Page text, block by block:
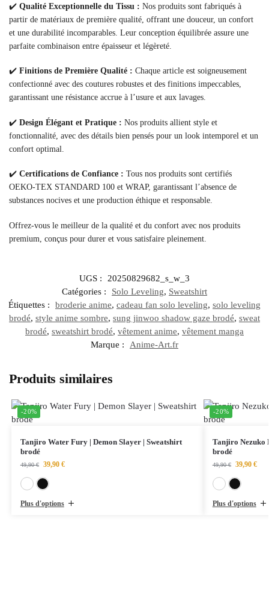
✔️ Qualité Exceptionnelle du Tissu : Nos produits sont fabriqués à
partir de matériaux de première qualité, offrant une douceur, un confort
et une durabilité incomparables. Leur conception équilibrée assure une
parfaite combinaison entre épaisseur et légèreté.
✔️ Finitions de Première Qualité : Chaque article est soigneusement
confectionné avec des coutures robustes et des finitions impeccables,
garantissant une résistance accrue à l’usure et aux lavages.
✔️ Design Élégant et Pratique : Nos produits allient style et
fonctionnalité, avec des détails bien pensés pour un look intemporel et un
confort optimal.
✔️ Certifications de Confiance : Tous nos produits sont certifiés
OEKO-TEX STANDARD 100 et WRAP, garantissant l’absence de
substances nocives et une production éthique et responsable.
Offrez-vous le meilleur de la qualité et du confort avec nos produits
premium, conçus pour durer et vous satisfaire pleinement.
UGS :
20250829682_s_w_3
Catégories :
Solo Leveling, Sweatshirt
Étiquettes :
broderie anime, cadeau fan solo leveling, solo leveling
brodé, style anime sombre, sung jinwoo shadow gaze brodé, sweat
brodé, sweatshirt brodé, vêtement anime, vêtement manga
Marque :
Anime-Art.fr
Produits similaires
-20%
Tanjiro Water Fury | Demon Slayer | Sweatshirt
brodé
49,90€ 39,90 €
Plus d'options
-20%
Tanjiro Nezuko
brodé
49,90€ 39,90 €
Plus d'options